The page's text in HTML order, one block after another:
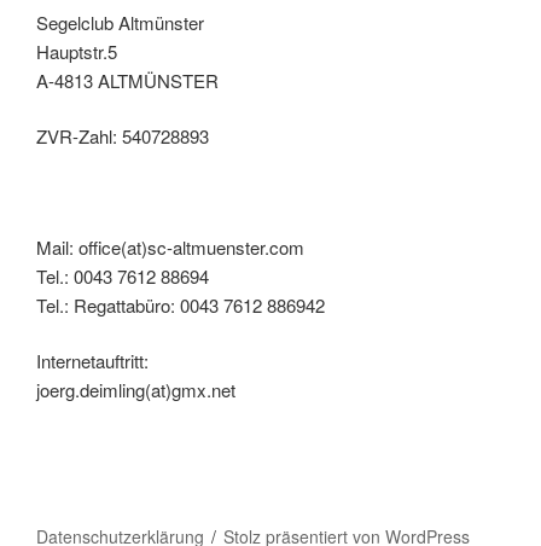
Segelclub Altmünster
Hauptstr.5
A-4813 ALTMÜNSTER
ZVR-Zahl: 540728893
Mail: office(at)sc-altmuenster.com
Tel.: 0043 7612 88694
Tel.: Regattabüro: 0043 7612 886942
Internetauftritt:
joerg.deimling(at)gmx.net
Datenschutzerklärung Stolz präsentiert von WordPress